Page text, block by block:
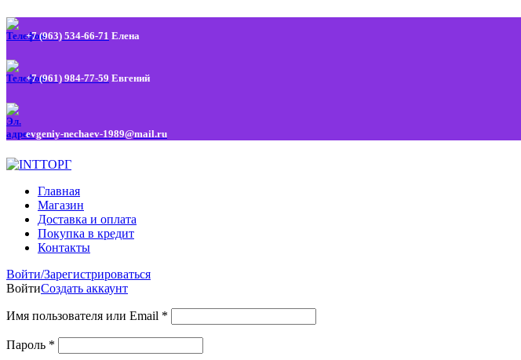
+7 (963) 534-66-71 Елена
+7 (961) 984-77-59 Евгений
evgeniy-nechaev-1989@mail.ru
Главная
Магазин
Доставка и оплата
Покупка в кредит
Контакты
Войти/Зарегистрироваться
ВойтиСоздать аккаунт
Имя пользователя или Email *
Пароль *